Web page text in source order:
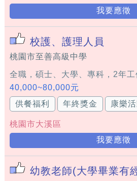
我要應徵
校護、護理人員
桃園市至善高級中學
全職，碩士、大學、專科，2年工
40,000~80,000元
供餐福利
年終獎金 康樂
桃園市大溪區
我要應徵
幼教老師(大學畢業有